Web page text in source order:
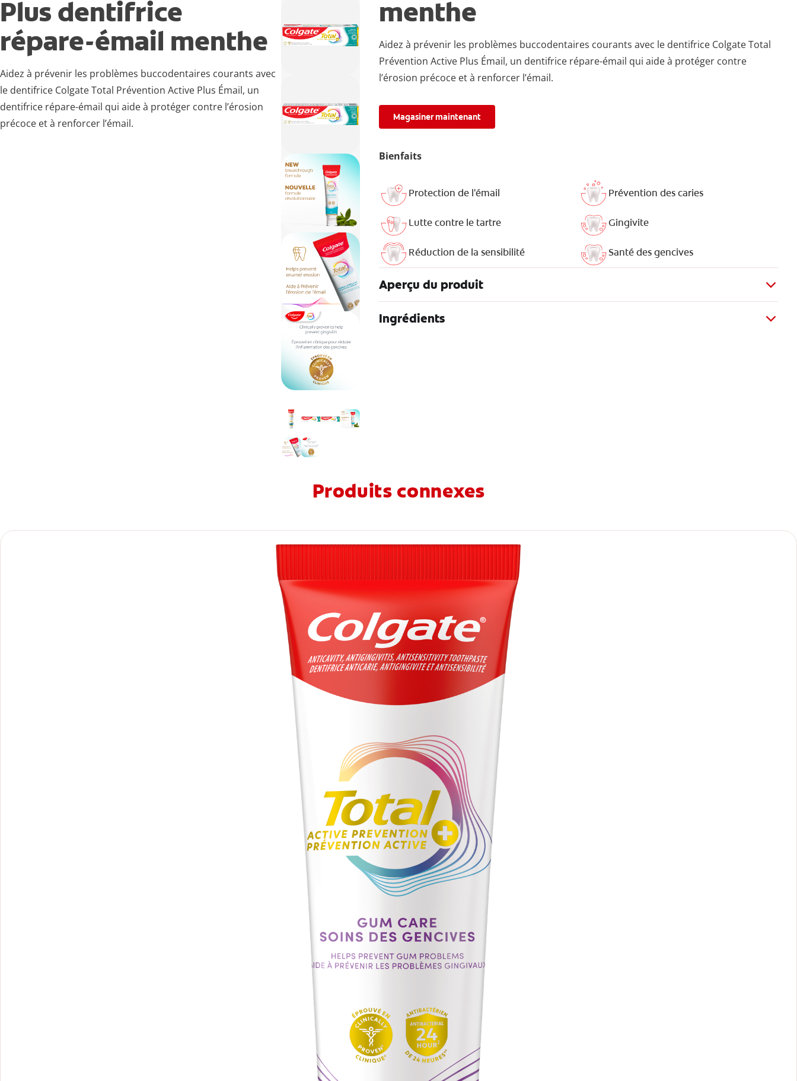
Plus dentifrice
répare-émail menthe
Aidez à prévenir les problèmes buccodentaires courants avec
le dentifrice Colgate Total Prévention Active Plus Émail, un
dentifrice répare-émail qui aide à protéger contre l’érosion
précoce et à renforcer l’émail.
menthe
Aidez à prévenir les problèmes buccodentaires courants avec le dentifrice Colgate Total
Prévention Active Plus Émail, un dentifrice répare-émail qui aide à protéger contre
l’érosion précoce et à renforcer l’émail.
Magasiner maintenant
Bienfaits
Protection de l'émail Prévention des caries
Lutte contre le tartre Gingivite
Réduction de la sensibilité Santé des gencives
Aperçu du produit
Ingrédients
Produits connexes